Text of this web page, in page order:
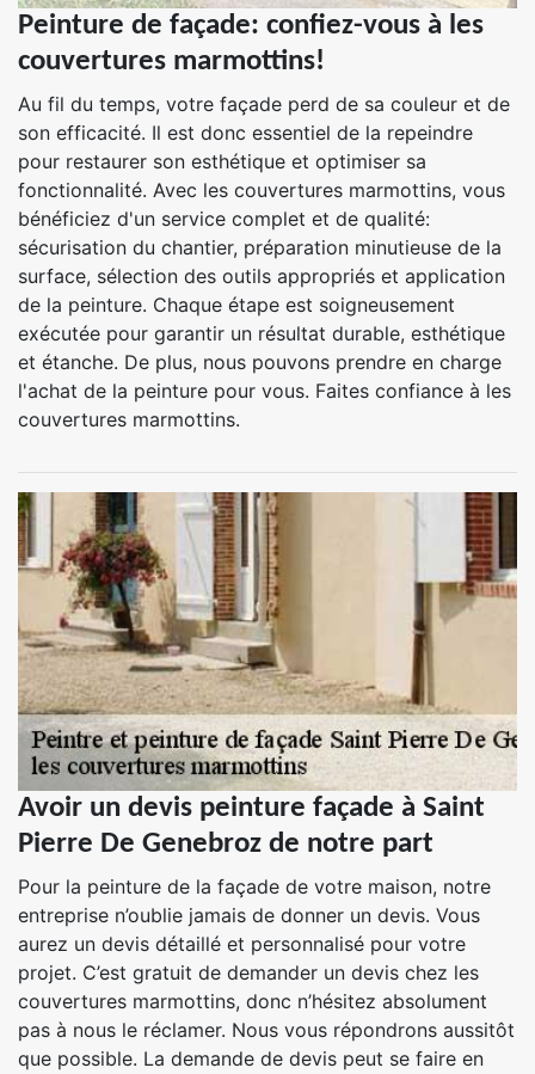
Peinture de façade: confiez-vous à les
couvertures marmottins!
Au fil du temps, votre façade perd de sa couleur et de
son efficacité. Il est donc essentiel de la repeindre
pour restaurer son esthétique et optimiser sa
fonctionnalité. Avec les couvertures marmottins, vous
bénéficiez d'un service complet et de qualité:
sécurisation du chantier, préparation minutieuse de la
surface, sélection des outils appropriés et application
de la peinture. Chaque étape est soigneusement
exécutée pour garantir un résultat durable, esthétique
et étanche. De plus, nous pouvons prendre en charge
l'achat de la peinture pour vous. Faites confiance à les
couvertures marmottins.
Avoir un devis peinture façade à Saint
Pierre De Genebroz de notre part
Pour la peinture de la façade de votre maison, notre
entreprise n’oublie jamais de donner un devis. Vous
aurez un devis détaillé et personnalisé pour votre
projet. C’est gratuit de demander un devis chez les
couvertures marmottins, donc n’hésitez absolument
pas à nous le réclamer. Nous vous répondrons aussitôt
que possible. La demande de devis peut se faire en